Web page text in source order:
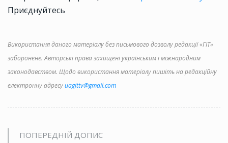
Приєднуйтесь
Використання даного матеріалу без письмового дозволу редакції «ГІТ»
заборонене. Авторські права захищені українським і міжнародним
законодавством. Щодо використання матеріалу пишіть на редакційну
електронну адресуuagittv@gmail.com
ПОПЕРЕДНІЙ ДОПИС